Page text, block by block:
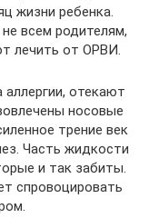
жизни ребенка.
всем родителям,
лечить от ОРВИ.
аллергии, отекают
носовые
трение век
Часть жидкости
и так забиты.
спровоцировать